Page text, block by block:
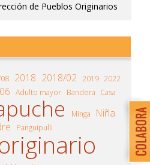
de Pueblos Originarios
2018 2018/02 2019 2022
Adulto mayor Bandera Casa
Minga Niña
Panguipulli